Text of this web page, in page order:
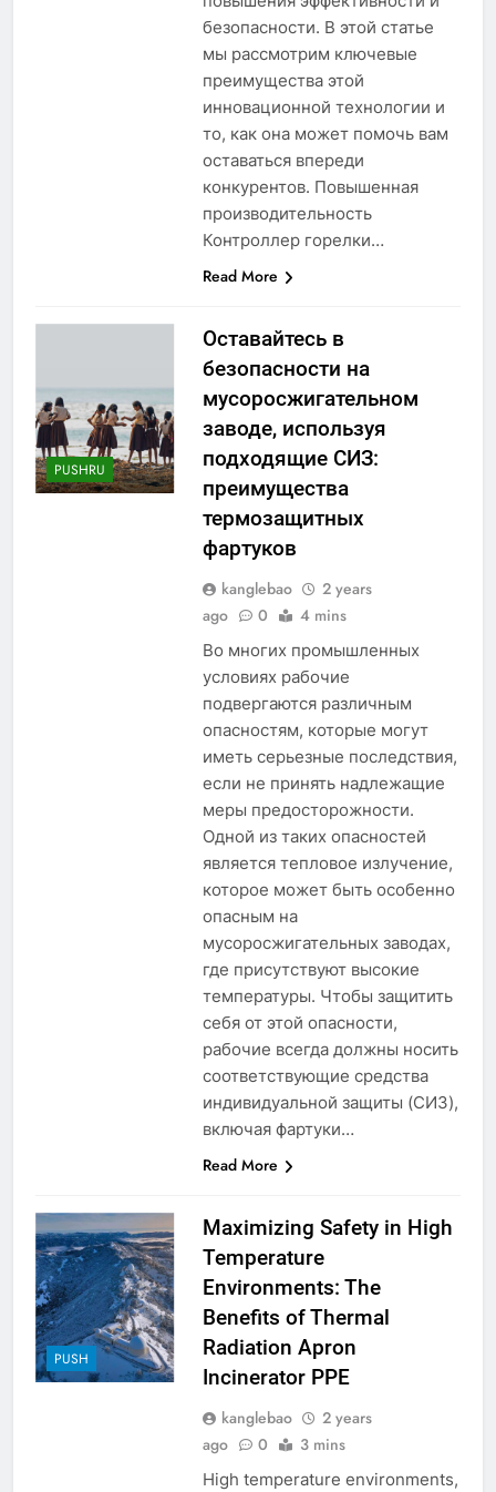
безопасности. В этой статье
мы рассмотрим ключевые
преимущества этой
инновационной технологии и
то, как она может помочь вам
оставаться впереди
конкурентов. Повышенная
производительность
Контроллер горелки…
Read More
PUSHRU
Оставайтесь в
безопасности на
мусоросжигательном
заводе, используя
подходящие СИЗ:
преимущества
термозащитных
фартуков
kanglebao
2 years
ago
0 4 mins
Во многих промышленных
условиях рабочие
подвергаются различным
опасностям, которые могут
иметь серьезные последствия,
если не принять надлежащие
меры предосторожности.
Одной из таких опасностей
является тепловое излучение,
которое может быть особенно
опасным на
мусоросжигательных заводах,
где присутствуют высокие
температуры. Чтобы защитить
себя от этой опасности,
рабочие всегда должны носить
соответствующие средства
индивидуальной защиты (СИЗ),
включая фартуки…
Read More
PUSH
Maximizing Safety in High
Temperature
Environments: The
Benefits of Thermal
Radiation Apron
Incinerator PPE
kanglebao
2 years
ago
0 3 mins
High temperature environments,
Regard intérieur sur le projet
controversé d’incinérateur du
Laos : point de vue du
gouvernement et
préoccupations du public
AIO
Innovation en matière
d’incinérateur : comment Haïti
ouvre la voie en matière
d’élimination durable des
déchets
AIO
L’évolution de la technologie des
incinérateurs en Allemagne : un
regard vers l’avenir
AIO
Progrès environnementaux de la
Gambie : présentation du
nouveau système d’incinération
1
L’avenir de la gestion des
déchets aux Maldives : une
solution d’incinération ?
AIO
2
Les avantages économiques et
environnementaux de la nouvelle
technologie d’incinération
AIO